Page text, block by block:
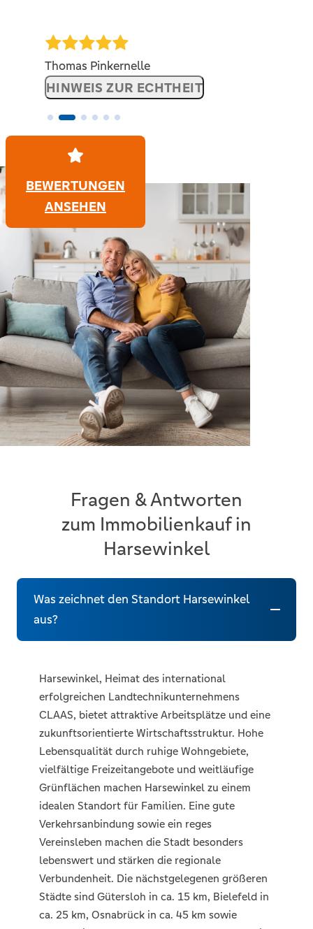
Thomas Pinkernelle
HINWEIS ZUR ECHTHEIT
BEWERTUNGEN
ANSEHEN
Fragen & Antworten
zum Immobilienkauf in
Harsewinkel
Was zeichnet den Standort Harsewinkel
aus?
Harsewinkel, Heimat des international
erfolgreichen Landtechnikunternehmens
CLAAS, bietet attraktive Arbeitsplätze und eine
zukunftsorientierte Wirtschaftsstruktur. Hohe
Lebensqualität durch ruhige Wohngebiete,
vielfältige Freizeitangebote und weitläufige
Grünflächen machen Harsewinkel zu einem
idealen Standort für Familien. Eine gute
Verkehrsanbindung sowie ein reges
Vereinsleben machen die Stadt besonders
lebenswert und stärken die regionale
Verbundenheit. Die nächstgelegenen größeren
Städte sind Gütersloh in ca. 15 km, Bielefeld in
ca. 25 km, Osnabrück in ca. 45 km sowie